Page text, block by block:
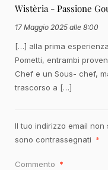
Wistèria - Passione
17 Maggio 2025 alle 8:00
[…] alla prima
Pometti, entrambi
Chef e un Sous- chef,
trascorso a […]
Il tuo indirizzo email non
sono contrassegnati *
Commento *